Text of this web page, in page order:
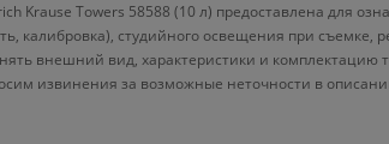
Krause Towers 58588 (10 л) предоставлена для
калибровка), студийного освещения при
внешний вид, характеристики и
извинения за возможные неточности в